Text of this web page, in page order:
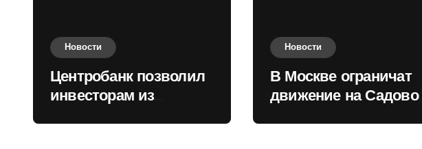
Новости
Центробанк позволил
инвесторам из
Новости
В Москве ограничат
движение на Садовом